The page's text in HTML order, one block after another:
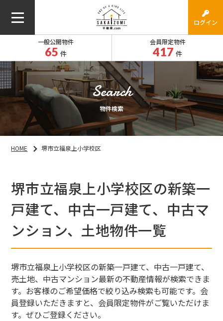
ログイン
一般公開物件
65 件
会員限定物件
417 件
物件検索
HOME 堺市立福泉上小学校区
堺市立福泉上小学校区の新築一
戸建て、中古一戸建て、中古マ
ンション、土地物件一覧
堺市立福泉上小学校区の新築一戸建て、中古一戸建て、
売土地、中古マンション最新の不動産情報が検索できま
す。お客様のご希望価格で絞り込み検索も可能です。会
員登録いただきますと、会員限定物件がご覧いただけま
す。ぜひご登録ください。